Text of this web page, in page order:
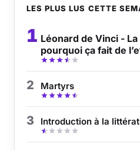
LES PLUS LUS CETTE
1 Léonard de Vinci -
pourquoi ça fait de
2 Martyrs
3 Introduction à la